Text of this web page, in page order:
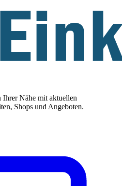
Nähe mit aktuellen
Shops und Angeboten.